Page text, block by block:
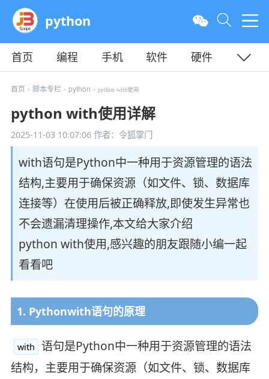
python
首页 编程 手机 软件
硬件
教程
平面 服务器
首页 > 脚本专栏> python > python with使用
python with使用详解
2025-11-03 10:07:06作者：令狐掌门
with语句是Python中一种用于资源管理的语法
结构,主要用于确保资源（如文件、锁、数据库
连接等）在使用后被正确释放,即使发生异常也
不会遗漏清理操作,本文给大家介绍
python with使用,感兴趣的朋友跟随小编一起
看看吧
1. Pythonwith语句的原理
with
语句是Python中一种用于资源管理的语法
结构，主要用于确保资源（如文件、锁、数据库